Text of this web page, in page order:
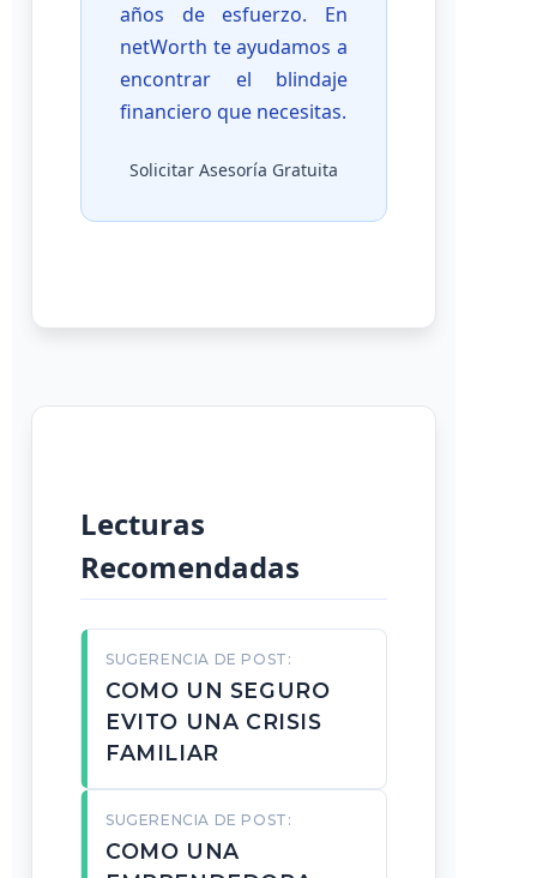
años de esfuerzo. En
netWorth te ayudamos a
encontrar el blindaje
financiero que necesitas.
Solicitar Asesoría Gratuita
Lecturas
Recomendadas
SUGERENCIA DE POST:
COMO UN SEGURO
EVITO UNA CRISIS
FAMILIAR
SUGERENCIA DE POST:
COMO UNA